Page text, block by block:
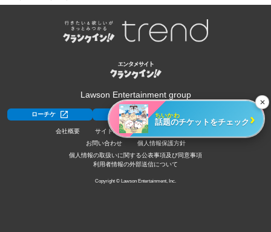
✕
ちいかわ
話題のチケットをチェック ›
Lawson Entertainment group
ローチケ ローチケ[旅行]
会社概要 サイトポリシー
お問い合わせ
個人情報保護方針
個人情報の取扱いに関する公表事項及び同意事項
利用者情報の外部送信について
Copyright © Lawson Entertainment, Inc.